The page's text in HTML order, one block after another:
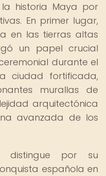
historia Maya por
En primer lugar,
en las tierras altas
un papel crucial
durante el
ciudad fortificada,
murallas de
arquitectónica
avanzada de los
distingue por su
española en